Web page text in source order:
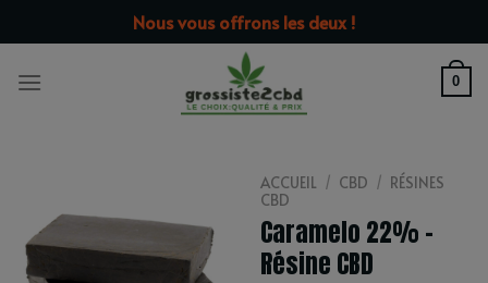
au
Nous vous offrons les deux !
0
ACCUEIL / CBD / RÉSINES
CBD
Caramelo 22% –
Résine CBD